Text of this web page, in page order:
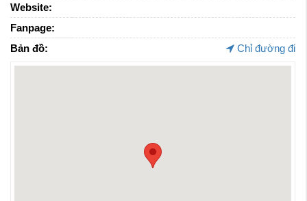
Website:
Fanpage:
Bản đồ:
Chỉ đường đi